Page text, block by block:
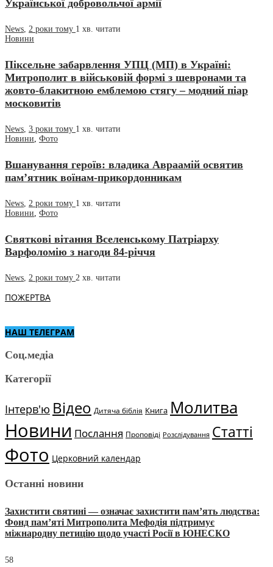
Української добровольчої армії
News, 2 роки тому 1 хв. читати
Новини
Піксельне забарвлення УПЦ (МП) в Україні:
Митрополит в військовій формі з шевронами та
жовто-блакитною емблемою стягу – модний піар
московитів
News 3 роки тому 1 хв. читати
Новини Фото
Вшанування героїв: владика Авраамій освятив
пам’ятник воїнам-прикордонникам
News 2 роки тому 1 хв. читати
Новини Фото
Святкові вітання Вселенському Патріарху
Варфоломію з нагоди 84-річчя
News 2 роки тому 2 хв. читати
ПОЖЕРТВА
НАШ ТЕЛЕГРАМ
Соц.медіа
Категорії
Інтерв'ю Відео Дитяча біблія Книга Молитва
Новини Послання Проповіді Розслідування Статті
Фото Церковний календар
Останні новини
Захистити святині — означає захистити пам’ять людства:
Фонд пам’яті Митрополита Мефодія підтримує
міжнародну петицію щодо участі Росії в ЮНЕСКО
58